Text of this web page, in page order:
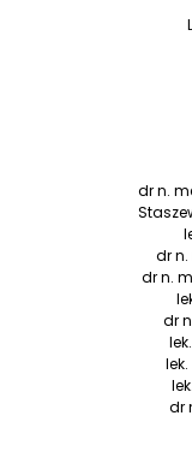
dr n.
dr
dr n.
dr
dr